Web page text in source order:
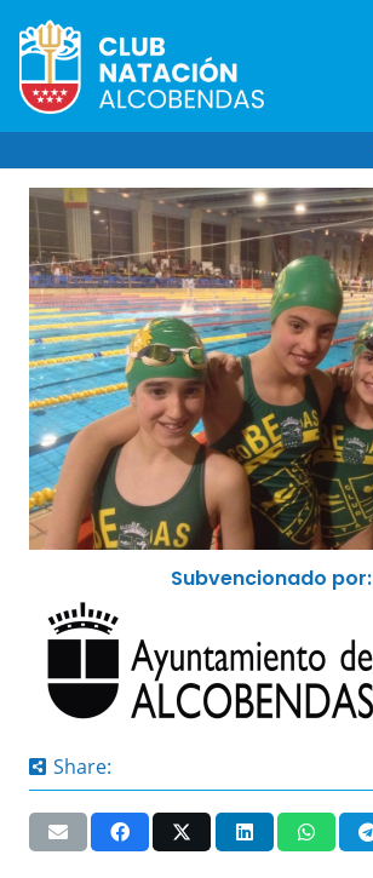
Subvencionado por:
Share: